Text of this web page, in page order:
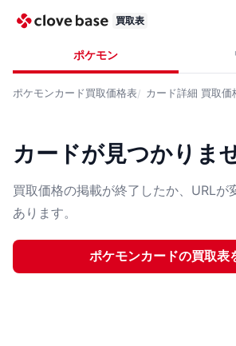
買取表
ポケモン
ポケモンカード買取価格表 カード詳細 買取価
カードが見つかりま
買取価格の掲載が終了したか、URLが
あります。
ポケモンカードの買取表